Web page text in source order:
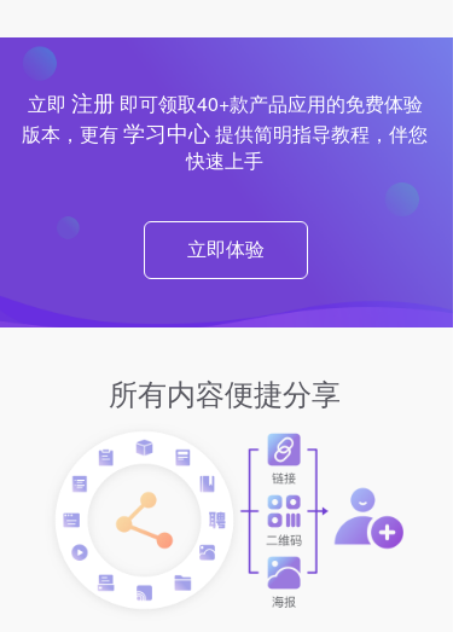
立即 注册即可领取40+款产品应用的免费体验
版本，更有学习中心提供简明指导教程，伴您
快速上手
立即体验
所有内容便捷分享